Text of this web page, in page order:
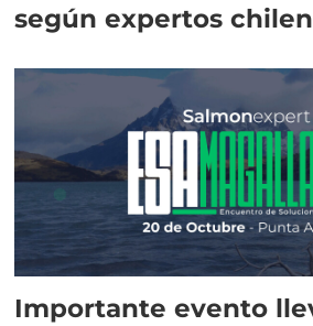
según expertos
Importante evento